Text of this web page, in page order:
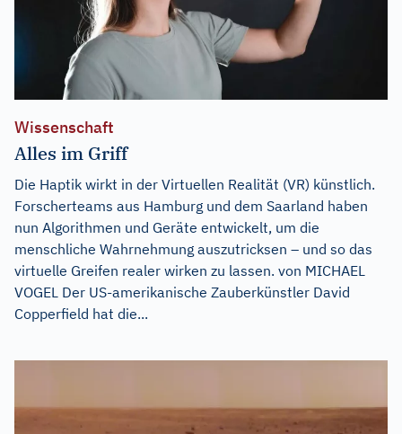
Wissenschaft
Alles im Griff
Die Haptik wirkt in der Virtuellen Realität (VR) künstlich.
Forscherteams aus Hamburg und dem Saarland haben
nun Algorithmen und Geräte entwickelt, um die
menschliche Wahrnehmung auszutricksen – und so das
virtuelle Greifen realer wirken zu lassen. von MICHAEL
VOGEL Der US-amerikanische Zauberkünstler David
Copperfield hat die...